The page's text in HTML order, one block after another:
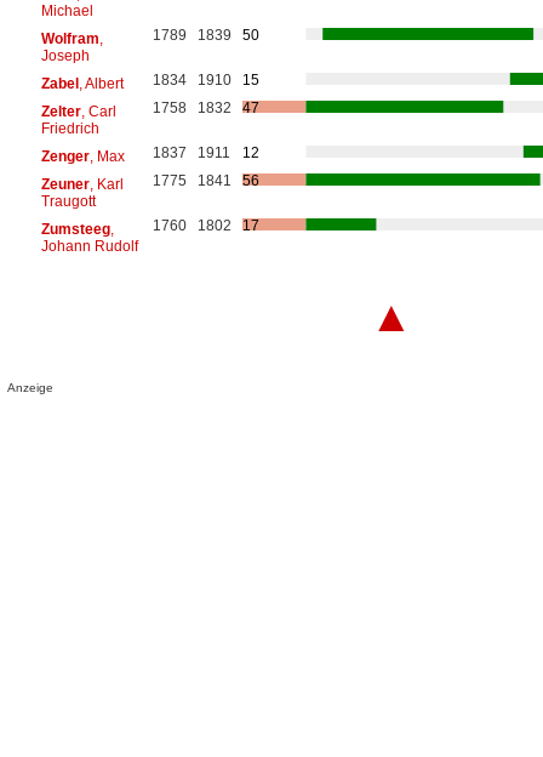
Michael
Wolfram
Joseph
1789 1839 50
Zabel, Albert 1834 1910
15
Zelter, Carl
Friedrich
1758 1832 47
Zenger, Max 1837 1911
12
Zeuner, Karl
Traugott
1775 1841 56
Zumsteeg,
Johann Rudolf
1760 1802 17
▲
Anzeige